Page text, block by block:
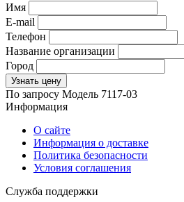
Имя
E-mail
Телефон
Название организации
Город
Узнать цену
По запросу Модель 7117-03
Информация
О сайте
Информация о доставке
Политика безопасности
Условия соглашения
Служба поддержки